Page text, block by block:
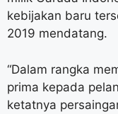
kebijakan baru
2019 mendatang.
“Dalam rangka
prima kepada
ketatnya